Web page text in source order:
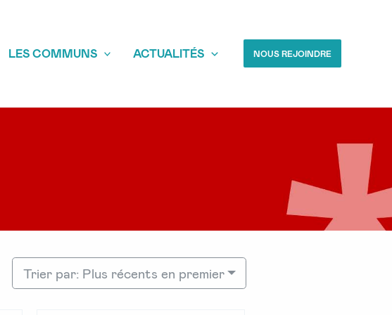
LES COMMUNS ACTUALITÉS NOUS REJOINDRE
Trier par: Plus récents en premier